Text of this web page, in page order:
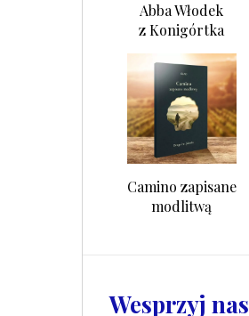
Abba Włodek
z Konigórtka
Camino zapisane
modlitwą
Wesprzyj nas